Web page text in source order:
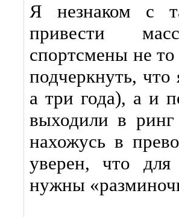
Я незнаком с
привести
спортсмены не то
подчеркнуть, что
а три года), а и
выходили в
нахожусь в
уверен, что
нужны